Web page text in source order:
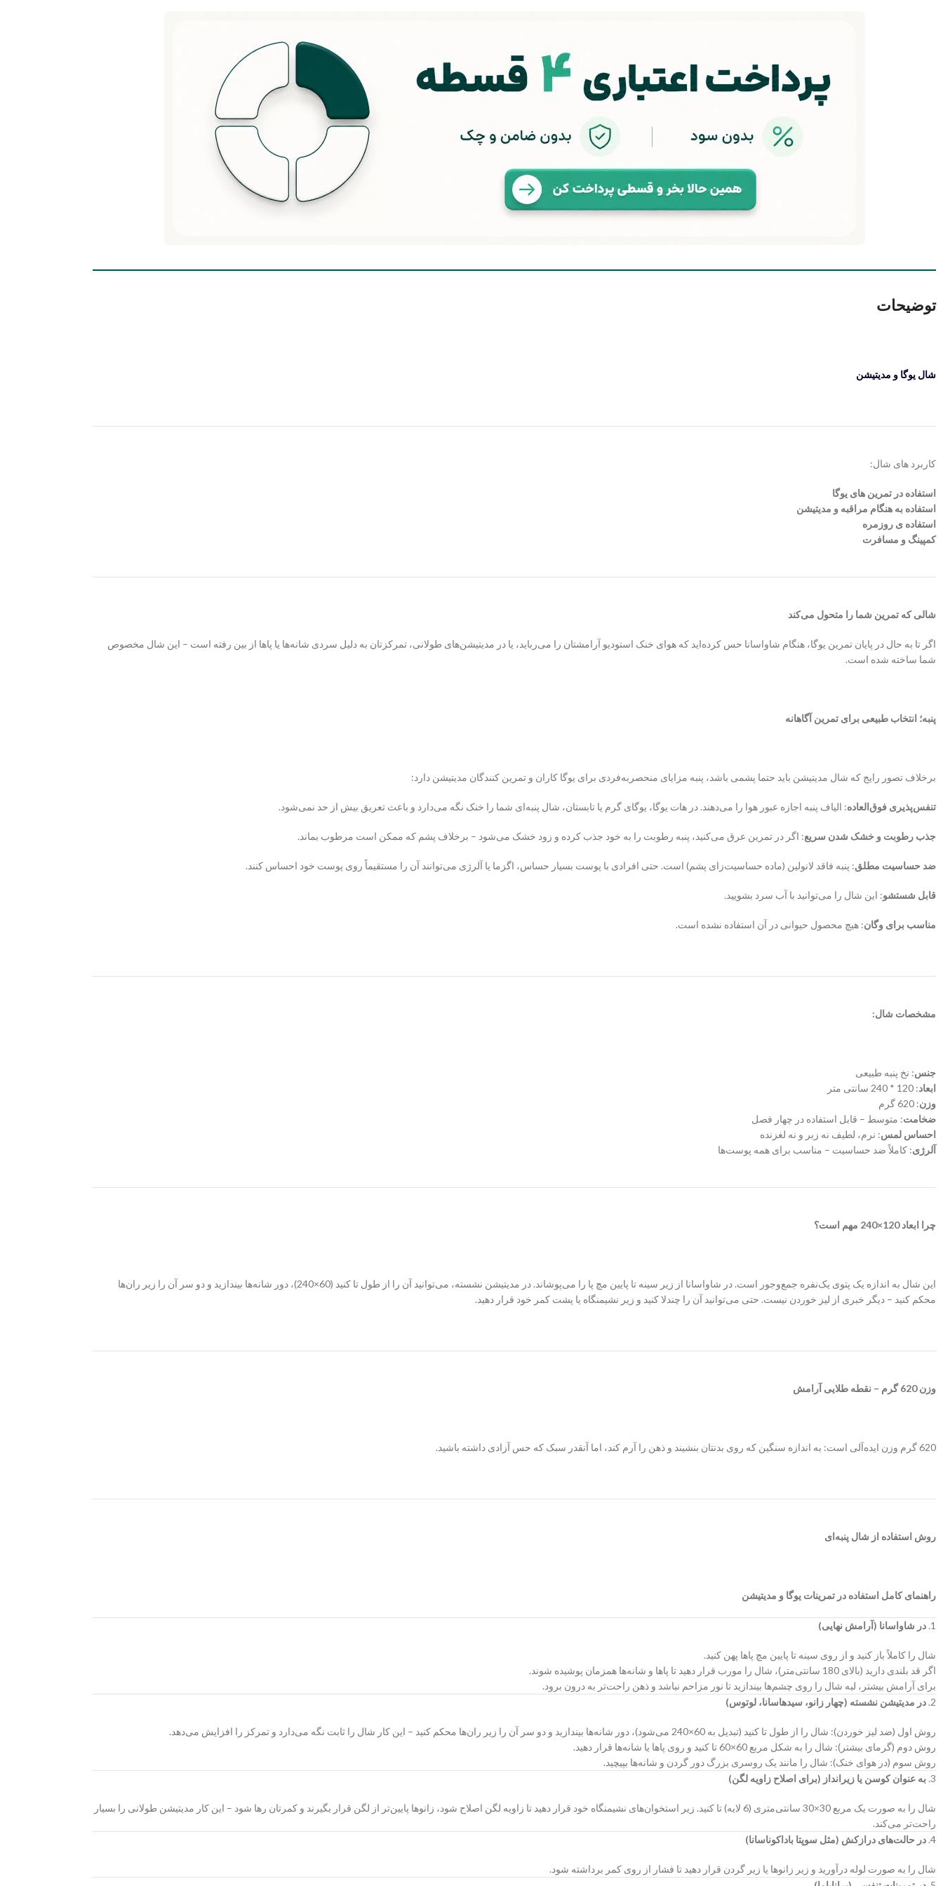
توضیحات
شال یوگا و مدیتیشن
کاربرد های شال:
استفاده در تمرین های یوگا
استفاده به هنگام مراقبه و مدیتیشن
استفاده ی روزمره
کمپینگ و مسافرت
شالی که تمرین شما را متحول می‌کند
اگر تا به حال در پایان تمرین یوگا، هنگام شاواسانا حس کرده‌اید که هوای خنک استودیو آرامشتان را می‌رباید، یا در مدیتیشن‌های طولانی، تمرکزتان به دلیل سردی شانه‌ها یا پاها از بین رفته است – این شال مخصوص
شما ساخته شده است.
پنبه؛ انتخاب طبیعی برای تمرین آگاهانه
برخلاف تصور رایج که شال مدیتیشن باید حتما پشمی باشد، پنبه مزایای منحصربه‌فردی برای یوگا کاران و تمرین کنندگان مدیتیشن‌ دارد:
تنفس‌پذیری فوق‌العاده: الیاف پنبه اجازه عبور هوا را می‌دهند. در هات یوگا، یوگای گرم یا تابستان، شال پنبه‌ای شما را خنک نگه می‌دارد و باعث تعریق بیش از حد نمی‌شود.
جذب رطوبت و خشک شدن سریع: اگر در تمرین عرق می‌کنید، پنبه رطوبت را به خود جذب کرده و زود خشک می‌شود – برخلاف پشم که ممکن است مرطوب بماند.
ضد حساسیت مطلق: پنبه فاقد لانولین (ماده حساسیت‌زای پشم) است. حتی افرادی با پوست بسیار حساس، اگزما یا آلرژی می‌توانند آن را مستقیماً روی پوست خود احساس کنند.
قابل شستشو: این شال را می‌توانید با آب سرد بشویید.
مناسب برای وگان: هیچ محصول حیوانی در آن استفاده نشده است.
مشخصات شال:
جنس: نخ پنبه طبیعی
ابعاد: 120 * 240 سانتی متر
وزن: 620 گرم
ضخامت: متوسط – قابل استفاده در چهار فصل
احساس لمس: نرم، لطیف نه زبر و نه لغزنده
آلرژی: کاملاً ضد حساسیت – مناسب برای همه پوست‌ها
چرا ابعاد 120×240 مهم است؟
این شال به اندازه یک پتوی یک‌نفره جمع‌وجور است. در شاواسانا از زیر سینه تا پایین مچ پا را می‌پوشاند. در مدیتیشن نشسته، می‌توانید آن را از طول تا کنید (60×240)، دور شانه‌ها بیندازید و دو سر آن را زیر ران‌ها
محکم کنید – دیگر خبری از لیز خوردن نیست. حتی می‌توانید آن را چندلا کنید و زیر نشیمنگاه یا پشت کمر خود قرار دهید.
وزن 620 گرم – نقطه طلایی آرامش
620 گرم وزن ایده‌آلی است: به اندازه سنگین که روی بدنتان بنشیند و ذهن را آرم کند، اما آنقدر سبک که حس آزادی داشته باشید.
روش استفاده از شال پنبه‌ای
راهنمای کامل استفاده در تمرینات یوگا و مدیتیشن
1. در شاواسانا (آرامش نهایی)
شال را کاملاً باز کنید و از روی سینه تا پایین مچ پاها پهن کنید.
اگر قد بلندی دارید (بالای 180 سانتی‌متر)، شال را مورب قرار دهید تا پاها و شانه‌ها همزمان پوشیده شوند.
برای آرامش بیشتر، لبه شال را روی چشم‌ها بیندازید تا نور مزاحم نباشد و ذهن راحت‌تر به درون برود.
2. در مدیتیشن نشسته (چهار زانو، سیدهاسانا، لوتوس)
روش اول (ضد لیز خوردن): شال را از طول تا کنید (تبدیل به 60×240 می‌شود)، دور شانه‌ها بیندازید و دو سر آن را زیر ران‌ها محکم کنید – این کار شال را ثابت نگه می‌دارد و تمرکز را افزایش می‌دهد.
روش دوم (گرمای بیشتر): شال را به شکل مربع 60×60 تا کنید و روی پاها یا شانه‌ها قرار دهید.
روش سوم (در هوای خنک): شال را مانند یک روسری بزرگ دور گردن و شانه‌ها بپیچید.
3. به عنوان کوسن یا زیرانداز (برای اصلاح زاویه لگن)
شال را به صورت یک مربع 30×30 سانتی‌متری (6 لایه) تا کنید. زیر استخوان‌های نشیمنگاه خود قرار دهید تا زاویه لگن اصلاح شود، زانوها پایین‌تر از لگن قرار بگیرند و کمرتان رها شود – این کار مدیتیشن طولانی را بسیار
راحت‌تر می‌کند.
4. در حالت‌های درازکش (مثل سوپتا باداکوناسانا)
شال را به صورت لوله درآورید و زیر زانوها یا زیر گردن قرار دهید تا فشار از روی کمر برداشته شود.